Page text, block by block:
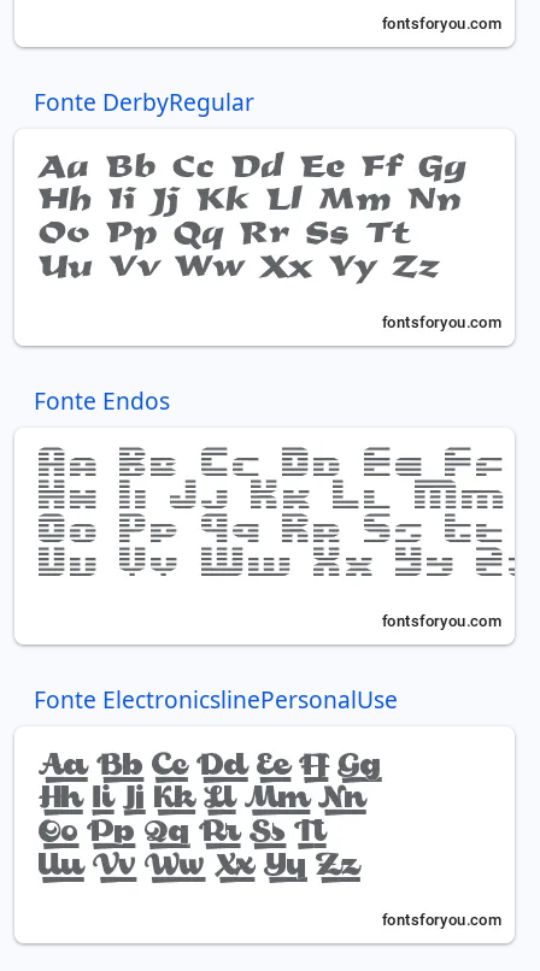
Fonte DerbyRegular
Fonte Endos
Fonte ElectronicslinePersonalUse